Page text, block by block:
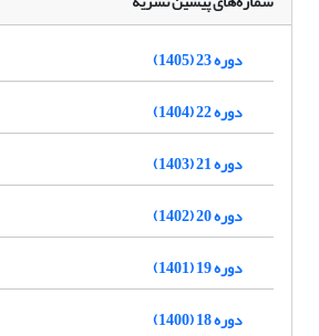
دوره 23 (1405)
دوره 22 (1404)
دوره 21 (1403)
دوره 20 (1402)
دوره 19 (1401)
دوره 18 (1400)